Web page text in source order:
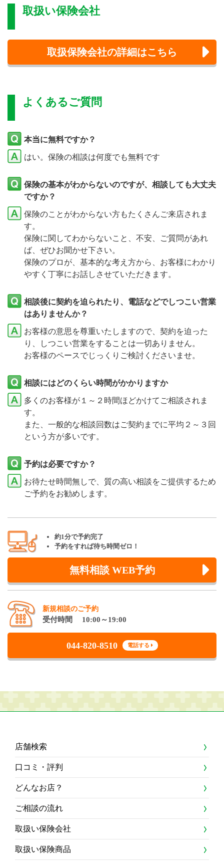
取扱い保険会社
取扱保険会社の詳細はこちら
よくあるご質問
本当に無料ですか？
はい。保険の相談は何度でも無料です
保険の基本がわからないのですが、相談しても大丈夫
ですか？
保険のことがわからない方もたくさんご来店されま
す。
保険に関してわからないこと、不安、ご質問があれ
ば、ぜひお聞かせ下さい。
保険のプロが、基本的な考え方から、お客様にわかり
やすく丁寧にお話しさせていただきます。
相談後に契約を迫られたり、電話などでしつこい営業
はありませんか？
お客様の意思を尊重いたしますので、契約を迫った
り、しつこい営業をすることは一切ありません。
お客様のペースでじっくりご検討くださいませ。
相談にはどのくらい時間がかかりますか
多くのお客様が１～２時間ほどかけてご相談されま
す。
また、一般的な相談回数はご契約までに平均２～３回
という方が多いです。
予約は必要ですか？
お待たせ時間無しで、質の高い相談をご提供するため
ご予約をお勧めします。
約1分で予約完了
予約をすれば待ち時間ゼロ！
無料相談 WEB予約
新規相談のご予約
受付時間 10:00～19:00
044-820-8510 電話する
店舗検索
口コミ・評判
どんなお店？
ご相談の流れ
取扱い保険会社
取扱い保険商品